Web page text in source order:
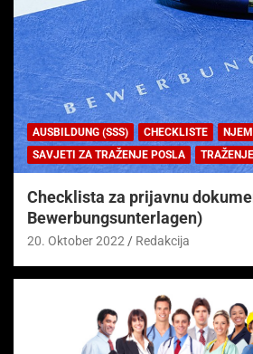
AUSBILDUNG (SSS) CHECKLISTE
SAVJETI ZA TRAŽENJE POSLA
Checklista za prijavnu
Bewerbungsunterlagen)
20. Oktober 2022 Redakcija